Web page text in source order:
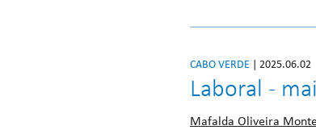
CABO VERDE | 2025.06.02
Laboral -
Mafalda Oliveira